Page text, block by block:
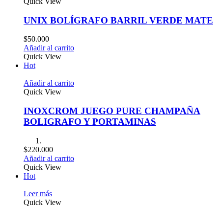
UNIX BOLÍGRAFO BARRIL VERDE MATE
$50.000
Añadir al carrito
Quick View
Hot
Añadir al carrito
Quick View
INOXCROM JUEGO PURE CHAMPAÑA
BOLIGRAFO Y PORTAMINAS
$220.000
Añadir al carrito
Quick View
Hot
Leer más
Quick View